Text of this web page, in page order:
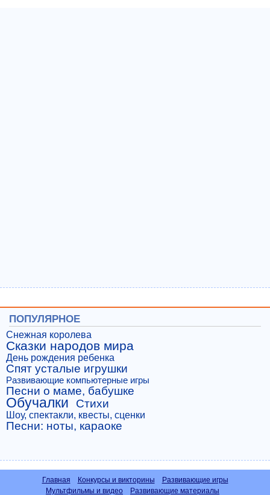
ПОПУЛЯРНОЕ
Снежная королева
Сказки народов мира
День рождения ребенка
Спят усталые игрушки
Развивающие компьютерные игры
Песни о маме, бабушке
Обучалки Стихи
Шоу, спектакли, квесты, сценки
Песни: ноты, караоке
Главная Конкурсы и викторины
Развивающие игры
Мультфильмы и видео
Развивающие материалы